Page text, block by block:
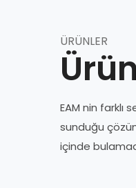
ÜRÜNLER
Ürün
EAM nin farklı
sunduğu
içinde